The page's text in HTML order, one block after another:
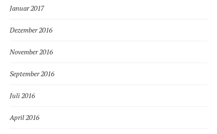
Januar 2017
Dezember 2016
November 2016
September 2016
Juli 2016
April 2016